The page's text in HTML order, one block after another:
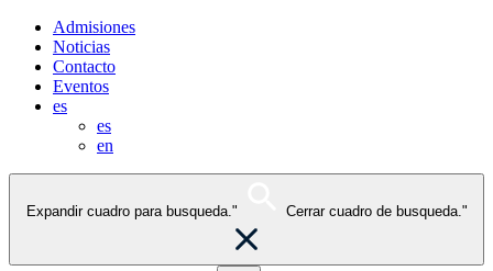
Admisiones
Noticias
Contacto
Eventos
es
es
en
Expandir cuadro para busqueda." Cerrar cuadro de busqueda."